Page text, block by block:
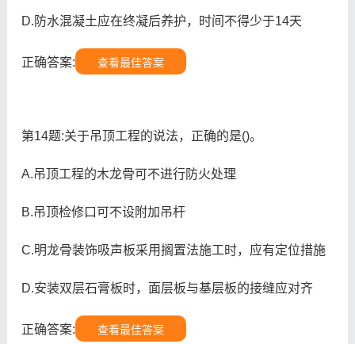
D.防水混凝土应在终凝后养护，时间不得少于14天
正确答案: 查看最佳答案
第14题:关于吊顶工程的说法，正确的是()。
A.吊顶工程的木龙骨可不进行防火处理
B.吊顶检修口可不设附加吊杆
C.明龙骨装饰吸声板采用搁置法施工时，应有定位措施
D.安装双层石膏板时，面层板与基层板的接缝应对齐
正确答案: 查看最佳答案